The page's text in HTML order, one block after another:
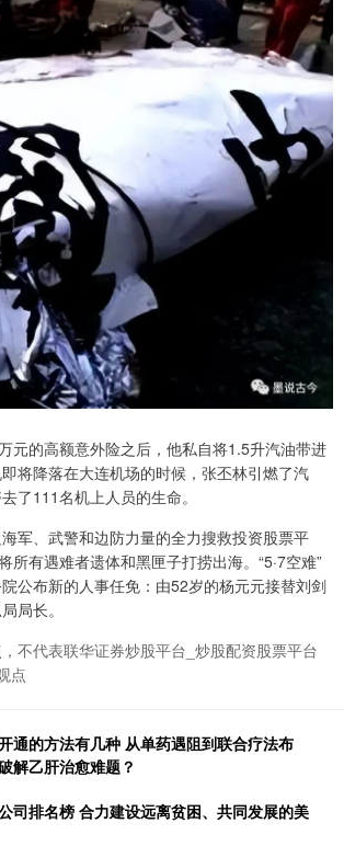
元的高额意外险之后，他私自将1.5升汽油带进
将降落在大连机场的时候，张丕林引燃了汽
了111名机上人员的生命。
军、武警和边防力量的全力搜救投资股票平
所有遇难者遗体和黑匣子打捞出海。“5·7空难”
公布新的人事任免：由52岁的杨元元接替刘剑
局长。
不代表联华证券炒股平台_炒股配资股票平台
点
通的方法有几种 从单药遇阻到联合疗法布
解乙肝治愈难题？
司排名榜 合力建设远离贫困、共同发展的美